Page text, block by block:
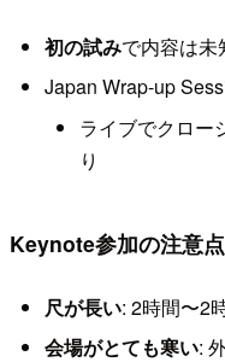
初の試みで内容は未
Japan Wrap-up
ライブでクロー
り
Keynote参加の注意点
尺が長い: 2時間〜2
会場がとても寒い: